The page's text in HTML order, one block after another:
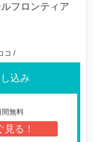
フロンティア
コ /
込み
間無料
見る！